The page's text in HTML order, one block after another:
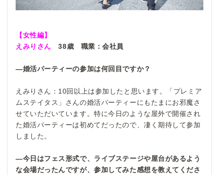
【女性編】
えみりさん 38歳 職業：会社員
―婚活パーティーの参加は何回目ですか？
えみりさん：10回以上は参加したと思います。「プレミア
ムステイタス」さんの婚活パーティーにもたまにお邪魔さ
せていただいています。特に今日のような屋外で開催され
た婚活パーティーは初めてだったので、凄く期待して参加
しました。
―今日はフェス形式で、ライブステージや屋台があるよう
な会場だったんですが、参加してみた感想を教えてくださ